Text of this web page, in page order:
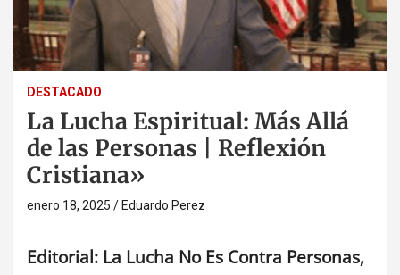
DESTACADO
La Lucha Espiritual: Más Allá
de las Personas | Reflexión
Cristiana»
enero 18, 2025 Eduardo Perez
Editorial: La Lucha No Es Contra Personas,